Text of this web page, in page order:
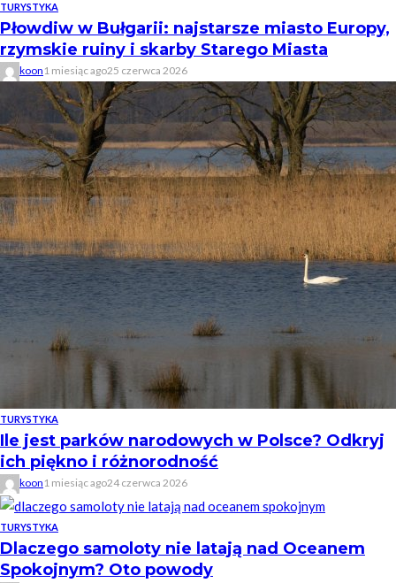
TURYSTYKA
Płowdiw w Bułgarii: najstarsze miasto Europy,
rzymskie ruiny i skarby Starego Miasta
koon 1 miesiąc ago25 czerwca 2026
TURYSTYKA
Ile jest parków narodowych w Polsce? Odkryj
ich piękno i różnorodność
koon 1 miesiąc ago24 czerwca 2026
TURYSTYKA
Dlaczego samoloty nie latają nad Oceanem
Spokojnym? Oto powody